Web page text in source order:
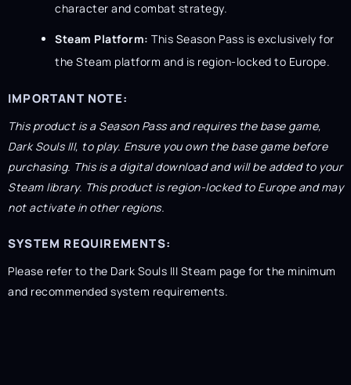
character and combat strategy.
Steam Platform: This Season Pass is exclusively for
the Steam platform and is region-locked to Europe.
IMPORTANT NOTE:
This product is a Season Pass and requires the base game,
Dark Souls III, to play. Ensure you own the base game before
purchasing. This is a digital download and will be added to your
Steam library. This product is region-locked to Europe and may
not activate in other regions.
SYSTEM REQUIREMENTS:
Please refer to the Dark Souls III Steam page for the minimum
and recommended system requirements.